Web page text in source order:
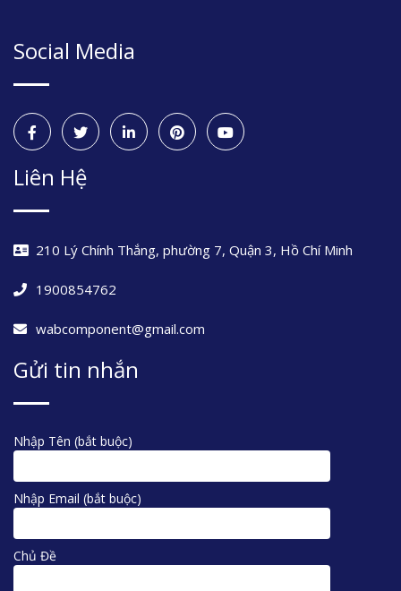
Social Media
Liên Hệ
210 Lý Chính Thắng, phường 7, Quận 3, Hồ Chí Minh
1900854762
wabcomponent@gmail.com
Gửi tin nhắn
Nhập Tên (bắt buộc)
Nhập Email (bắt buộc)
Chủ Đề